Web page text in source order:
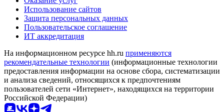
Использование сайтов
Защита персональных данных
Пользовательское соглашение
ИТ аккредитация
На информационном ресурсе hh.ru применяются
рекомендательные технологии (информационные технологии
предоставления информации на основе сбора, систематизации
и анализа сведений, относящихся к предпочтениям
пользователей сети «Интернет», находящихся на территории
Российской Федерации)